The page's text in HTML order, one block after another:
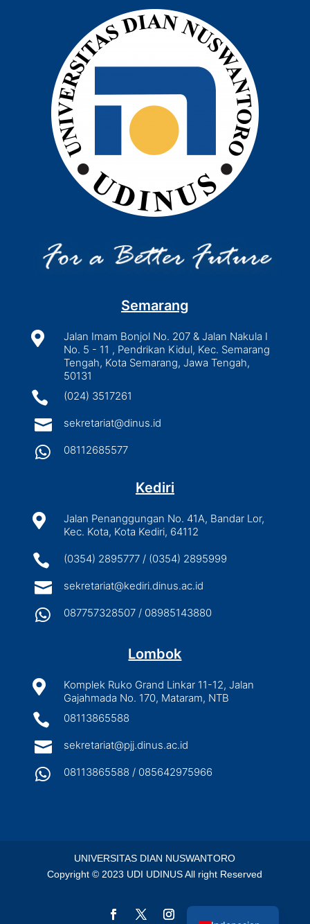
Semarang

Jalan Imam Bonjol No. 207 & Jalan Nakula I
No. 5 - 11 , Pendrikan Kidul, Kec. Semarang
Tengah, Kota Semarang, Jawa Tengah,
50131
 (024) 3517261
 sekretariat@dinus.id
 08112685577
Kediri

Jalan Penanggungan No. 41A, Bandar Lor,
Kec. Kota, Kota Kediri, 64112
 (0354) 2895777 / (0354) 2895999
 sekretariat@kediri.dinus.ac.id
 087757328507 / 08985143880
Lombok

Komplek Ruko Grand Linkar 11-12, Jalan
Gajahmada No. 170, Mataram, NTB
 08113865588
 sekretariat@pjj.dinus.ac.id
 08113865588 / 085642975966
UNIVERSITAS DIAN NUSWANTORO
Copyright © 2023 UDI UDINUS All right Reserved